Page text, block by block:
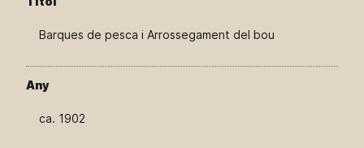
Barques de pesca i Arrossegament del bou
Any
ca. 1902